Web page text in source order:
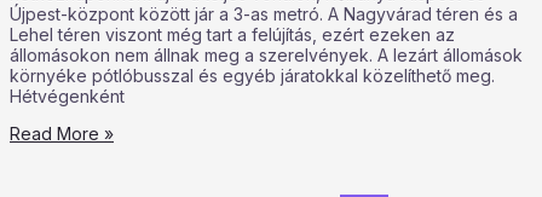
Újpest-központ között jár a 3-as metró. A Nagyvárad téren és a
Lehel téren viszont még tart a felújítás, ezért ezeken az
állomásokon nem állnak meg a szerelvények. A lezárt állomások
környéke pótlóbusszal és egyéb járatokkal közelíthető meg.
Hétvégenként
Read More »